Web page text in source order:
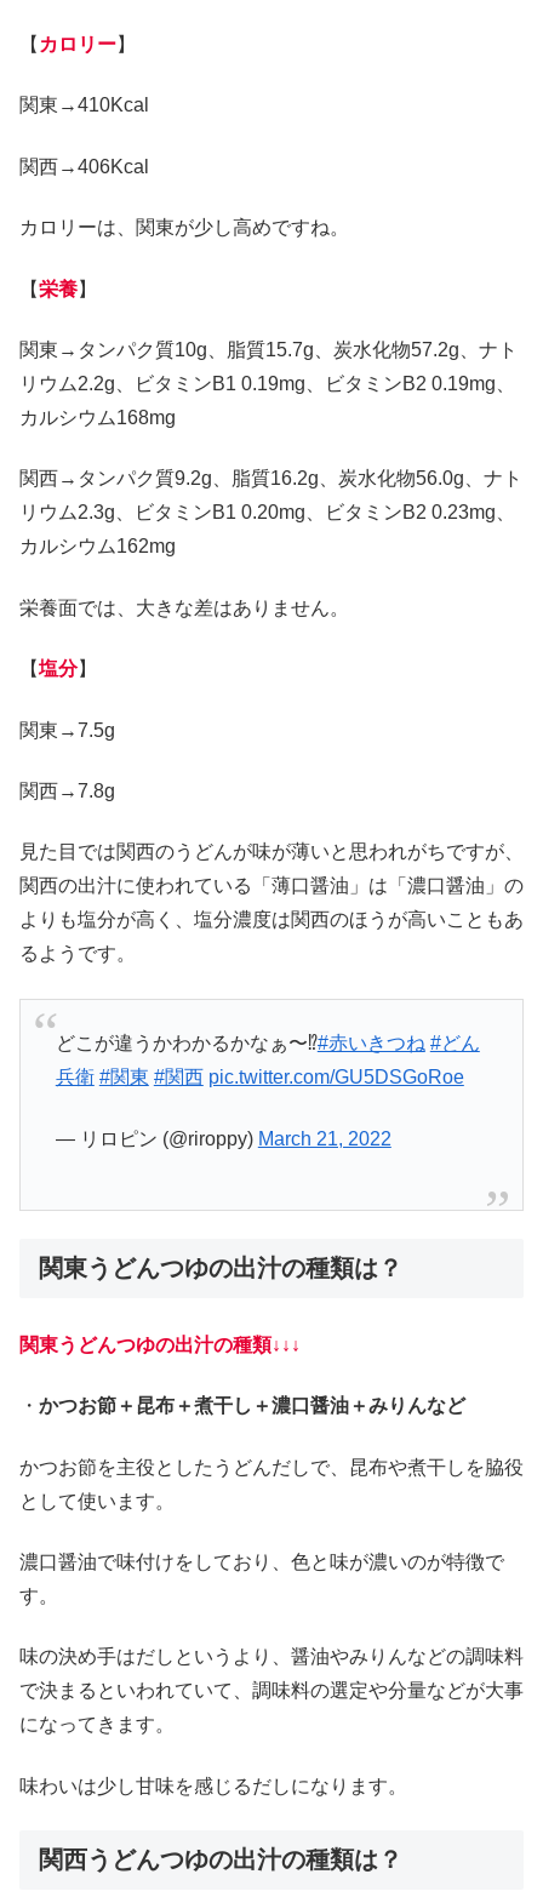
【 カロリー】
関東→410Kcal
関西→406Kcal
カロリーは、関東が少し高めですね。
【栄養】
関東→タンパク質10g、脂質15.7g、炭水化物57.2g、ナト
リウム2.2g、ビタミンB1 0.19mg、ビタミンB2 0.19mg、
カルシウム168mg
関西→タンパク質9.2g、脂質16.2g、炭水化物56.0g、ナト
リウム2.3g、ビタミンB1 0.20mg、ビタミンB2 0.23mg、
カルシウム162mg
栄養面では、大きな差はありません。
【塩分】
関東→7.5g
関西→7.8g
見た目では関西のうどんが味が薄いと思われがちですが、
関西の出汁に使われている「薄口醤油」は「濃口醤油」の
よりも塩分が高く、塩分濃度は関西のほうが高いこともあ
るようです。
どこが違うかわかるかなぁ〜⁉️#赤いきつね #どん
兵衛 #関東 #関西 pic.twitter.com/GU5DSGoRoe
— リロピン (@riroppy) March 21, 2022
関東うどんつゆの出汁の種類は？
関東うどんつゆの出汁の種類↓↓↓
・ かつお節＋昆布＋煮干し＋濃口醤油＋みりんなど
かつお節を主役としたうどんだしで、昆布や煮干しを脇役
として使います。
濃口醤油で味付けをしており、色と味が濃いのが特徴で
す。
味の決め手はだしというより、醤油やみりんなどの調味料
で決まるといわれていて、調味料の選定や分量などが大事
になってきます。
味わいは少し甘味を感じるだしになります。
関西うどんつゆの出汁の種類は？